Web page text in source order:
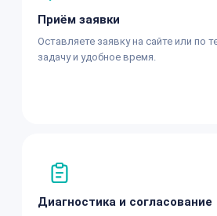
Приём заявки
Оставляете заявку на сайте или по
задачу и удобное время.
Диагностика и согласование